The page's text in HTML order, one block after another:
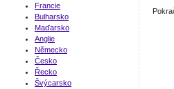
Francie
Bulharsko
Maďarsko
Anglie
Německo
Česko
Řecko
Švýcarsko